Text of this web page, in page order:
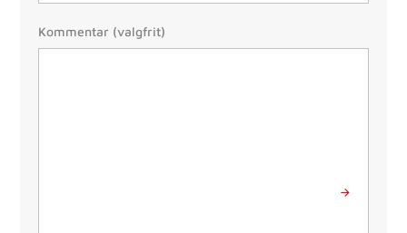
Besked
Kommentar (valgfrit)